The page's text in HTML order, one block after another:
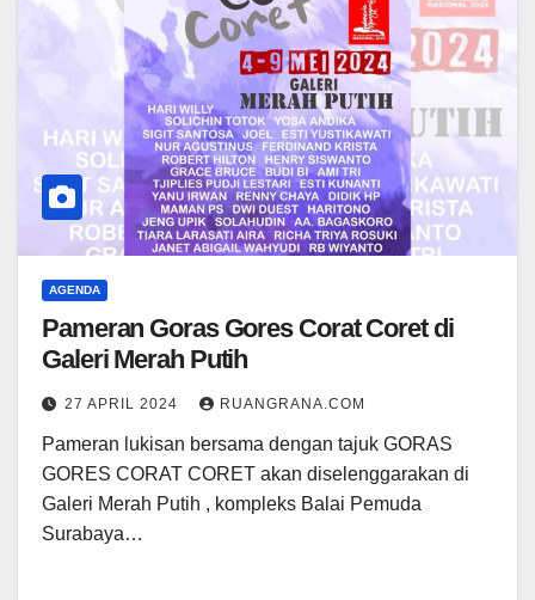
AGENDA
Pameran Goras Gores Corat Coret di
Galeri Merah Putih
27 APRIL 2024 RUANGRANA.COM
Pameran lukisan bersama dengan tajuk GORAS
GORES CORAT CORET akan diselenggarakan di
Galeri Merah Putih , kompleks Balai Pemuda
Surabaya…